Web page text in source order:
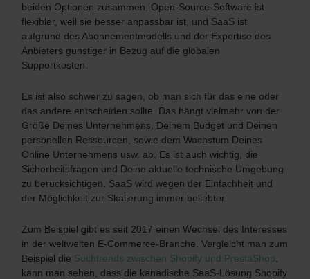
beiden Optionen zusammen. Open-Source-Software ist
flexibler, weil sie besser anpassbar ist, und SaaS ist
aufgrund des Abonnementmodells und der Expertise des
Anbieters günstiger in Bezug auf die globalen
Supportkosten.
Es ist also schwer zu sagen, ob man sich für das eine oder
das andere entscheiden sollte. Das hängt vielmehr von der
Größe Deines Unternehmens, Deinem Budget und Deinen
personellen Ressourcen, sowie dem Wachstum Deines
Online Unternehmens usw. ab. Es ist auch wichtig, die
Sicherheitsfragen und Deine aktuelle technische Umgebung
zu berücksichtigen. SaaS wird wegen der Einfachheit und
der Möglichkeit zur Skalierung immer beliebter.
Zum Beispiel gibt es seit 2017 einen Wechsel des Interesses
in der weltweiten E-Commerce-Branche. Vergleicht man zum
Beispiel die Suchtrends zwischen Shopify und PrestaShop
kann man sehen, dass die kanadische SaaS-Lösung Shopify